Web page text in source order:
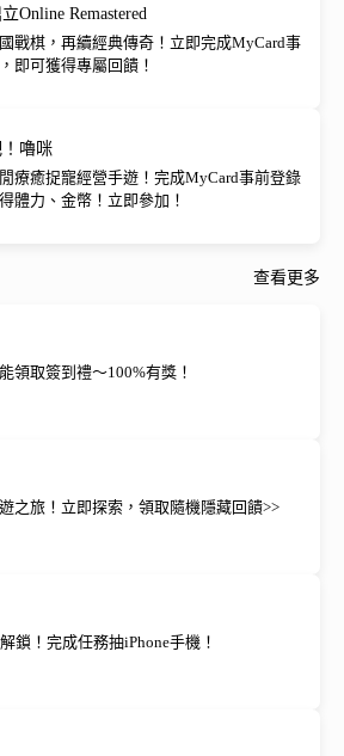
Online Remastered
戰棋，再續經典傳奇！立即完成MyCard事
即可獲得專屬回饋！
嚕咪
療癒捉寵經營手遊！完成MyCard事前登錄
體力、金幣！立即參加！
查看更多
領取簽到禮～100%有獎！
之旅！立即探索，領取隨機隱藏回饋>>
鎖！完成任務抽iPhone手機！